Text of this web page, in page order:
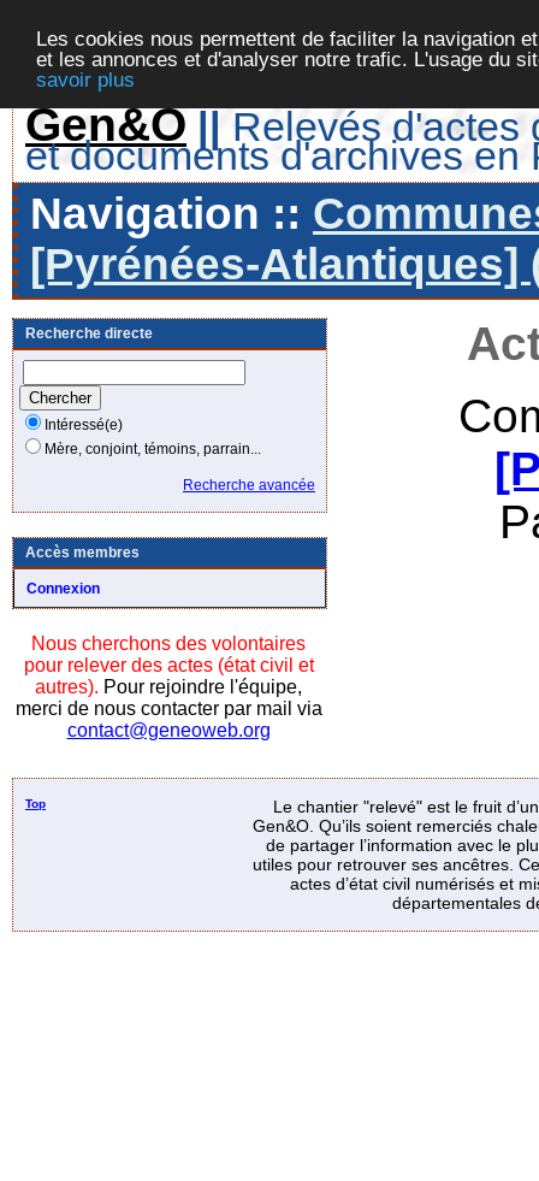
Les cookies nous permettent de faciliter la navigation
et les annonces et d'analyser notre trafic. L'usage du
savoir plus
Gen&O || Relevés d'actes
et documents d'archives en
Navigation ::
[Pyrénées-Atlantiques]
Recherche directe
Intéressé(e)
Mère, conjoint, témoins, parrain...
Recherche avancée
Accès membres
Connexion
Nous cherchons des volontaires
pour relever des actes (état civil et
autres). Pour rejoindre l'équipe,
merci de nous contacter par mail via
contact@geneoweb.org
Top
Le chantier "relevé" est le fruit
Gen&O. Qu’ils soient remerciés
de partager l’information avec le
utiles pour retrouver ses ancêtres.
actes d’état civil numérisés et
départementales